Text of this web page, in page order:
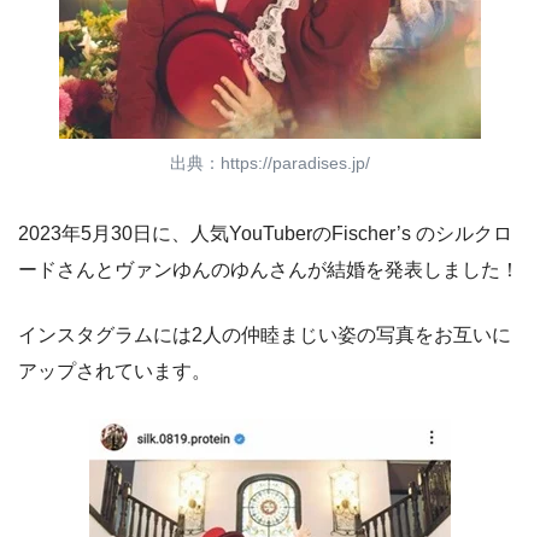
出典：https://paradises.jp/
2023年5月30日に、人気YouTuberのFischer’s のシルクロ
ードさんとヴァンゆんのゆんさんが結婚を発表しました！
インスタグラムには2人の仲睦まじい姿の写真をお互いに
アップされています。